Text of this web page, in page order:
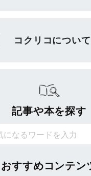
コクリコについて
記事や本を探す
おすすめコンテン